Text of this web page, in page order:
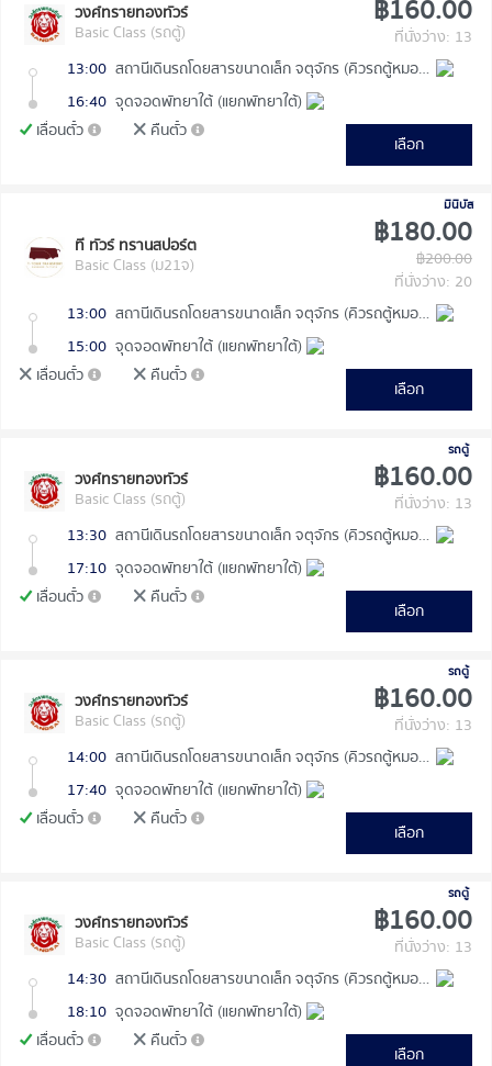
วงศ์ทรายทองทัวร์
Basic Class (รถตู้)
฿160.00
ที่นั่งว่าง: 13
13:00
สถานีเดินรถโดยสารขนาดเล็ก จตุจักร (คิวรถตู้หมอชิต 2)
16:40 จุดจอดพัทยาใต้ (แยกพัทยาใต้)
เลื่อนตั๋ว
คืนตั๋ว
เลือก
มินิบัส
ที ทัวร์ ทรานสปอร์ต
Basic Class (ม21จ)
฿180.00
฿200.00
ที่นั่งว่าง: 20
13:00
สถานีเดินรถโดยสารขนาดเล็ก จตุจักร (คิวรถตู้หมอชิต 2)
15:00 จุดจอดพัทยาใต้ (แยกพัทยาใต้)
เลื่อนตั๋ว
คืนตั๋ว
เลือก
รถตู้
วงศ์ทรายทองทัวร์
Basic Class (รถตู้)
฿160.00
ที่นั่งว่าง: 13
13:30
สถานีเดินรถโดยสารขนาดเล็ก จตุจักร (คิวรถตู้หมอชิต 2)
17:10 จุดจอดพัทยาใต้ (แยกพัทยาใต้)
เลื่อนตั๋ว
คืนตั๋ว
เลือก
รถตู้
วงศ์ทรายทองทัวร์
Basic Class (รถตู้)
฿160.00
ที่นั่งว่าง: 13
14:00
สถานีเดินรถโดยสารขนาดเล็ก จตุจักร (คิวรถตู้หมอชิต 2)
17:40 จุดจอดพัทยาใต้ (แยกพัทยาใต้)
เลื่อนตั๋ว
คืนตั๋ว
เลือก
รถตู้
วงศ์ทรายทองทัวร์
Basic Class (รถตู้)
฿160.00
ที่นั่งว่าง: 13
14:30
สถานีเดินรถโดยสารขนาดเล็ก จตุจักร (คิวรถตู้หมอชิต 2)
18:10 จุดจอดพัทยาใต้ (แยกพัทยาใต้)
เลื่อนตั๋ว
คืนตั๋ว
เลือก